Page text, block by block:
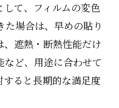
て、フィルムの変色
場合は、早めの貼り
遮熱・断熱性能だけ
ど、用途に合わせて
ると長期的な満足度